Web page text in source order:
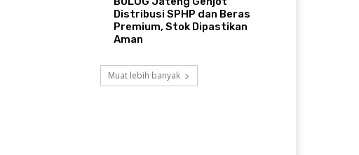
Distribusi SPHP dan Beras
Premium, Stok Dipastikan
Aman
Muat lebih banyak